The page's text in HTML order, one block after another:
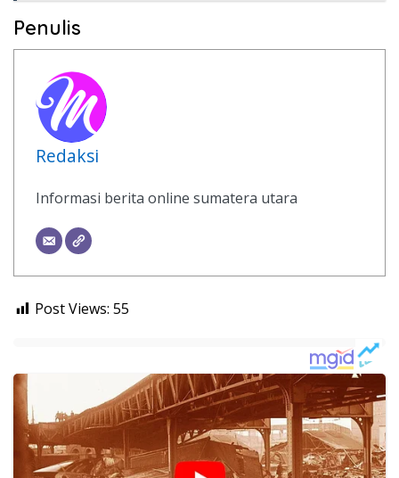
Penulis
Redaksi
Informasi berita online sumatera utara
Post Views: 55